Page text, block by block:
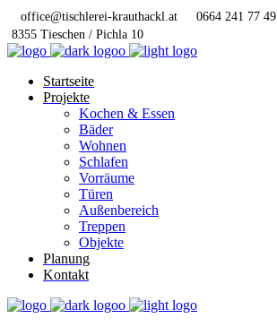
office@tischlerei-krauthackl.at
0664 241 77 49
8355 Tieschen / Pichla 10
Startseite
Projekte
Kochen & Essen
Bäder
Wohnen
Schlafen
Vorräume
Türen
Außenbereich
Treppen
Objekte
Planung
Kontakt